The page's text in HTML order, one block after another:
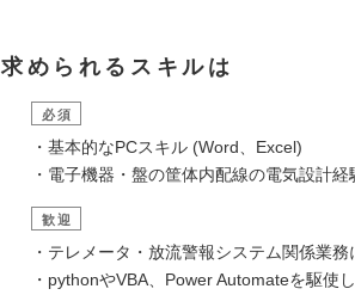
求められるスキルは
必須
・基本的なPCスキル (Word、Excel)
・電子機器・盤の筐体内配線の電気設計
歓迎
・テレメータ・放流警報システム関係業
・pythonやVBA、Power Automateを駆使